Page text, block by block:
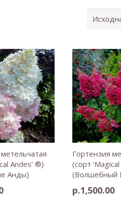
Andes’ ®)
Анды)
Гортензия
(сорт
(Волшебный
р.1,500.00